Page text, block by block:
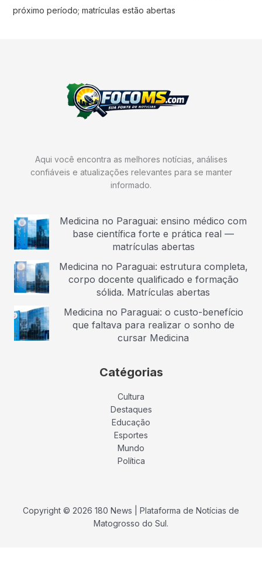
próximo período; matrículas estão abertas
Aqui você encontra as melhores notícias, análises
confiáveis e atualizações relevantes para se manter
informado.
Medicina no Paraguai: ensino médico com
base científica forte e prática real —
matrículas abertas
Medicina no Paraguai: estrutura completa,
corpo docente qualificado e formação
sólida. Matrículas abertas
Medicina no Paraguai: o custo-benefício
que faltava para realizar o sonho de
cursar Medicina
Catégorias
Cultura
Destaques
Educação
Esportes
Mundo
Política
Copyright © 2026 180 News | Plataforma de Notícias de
Matogrosso do Sul.